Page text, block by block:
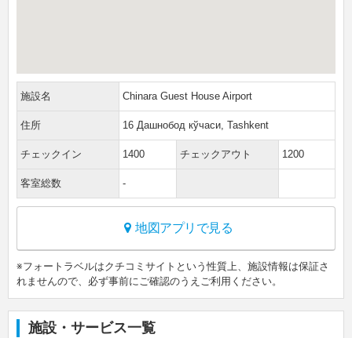
施設名 Chinara Guest House Airport
住所 16 Дашнобод кўчаси, Tashkent
チェックイン 1400 チェックアウト 1200
客室総数 -
地図アプリで見る
※フォートラベルはクチコミサイトという性質上、施設情報は保証さ
れませんので、必ず事前にご確認のうえご利用ください。
施設・サービス一覧